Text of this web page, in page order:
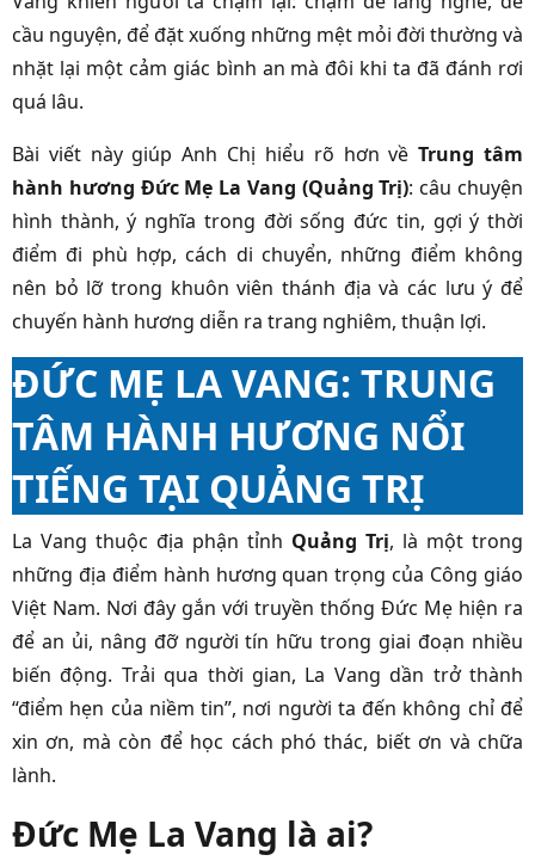
cầu nguyện, để đặt xuống những mệt mỏi đời thường và
nhặt lại một cảm giác bình an mà đôi khi ta đã đánh rơi
quá lâu.
Bài viết này giúp Anh Chị hiểu rõ hơn vềTrung tâm
hành hương Đức Mẹ La Vang (Quảng Trị): câu chuyện
hình thành, ý nghĩa trong đời sống đức tin, gợi ý thời
điểm đi phù hợp, cách di chuyển, những điểm không
nên bỏ lỡ trong khuôn viên thánh địa và các lưu ý để
chuyến hành hương diễn ra trang nghiêm, thuận lợi.
ĐỨC MẸ LA VANG: TRUNG
TÂM HÀNH HƯƠNG NỔI
TIẾNG TẠI QUẢNG TRỊ
La Vang thuộc địa phận tỉnh Quảng Trị, là một trong
những địa điểm hành hương quan trọng của Công giáo
Việt Nam. Nơi đây gắn với truyền thống Đức Mẹ hiện ra
để an ủi, nâng đỡ người tín hữu trong giai đoạn nhiều
biến động. Trải qua thời gian, La Vang dần trở thành
“điểm hẹn của niềm tin”, nơi người ta đến không chỉ để
xin ơn, mà còn để học cách phó thác, biết ơn và chữa
lành.
Đức Mẹ La Vang là ai?